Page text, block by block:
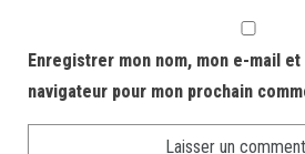
Enregistrer mon nom, mon e-mail
navigateur pour mon prochain